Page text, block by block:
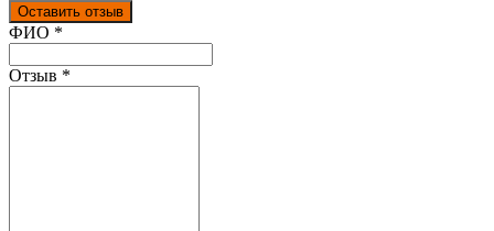
Оставить отзыв
Ваш отзыв был отправлен!
ФИО *
Отзыв *